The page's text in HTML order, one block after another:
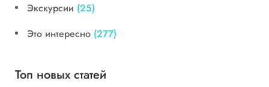
Экскурсии (25)
Это интересно (277)
Топ новых статей